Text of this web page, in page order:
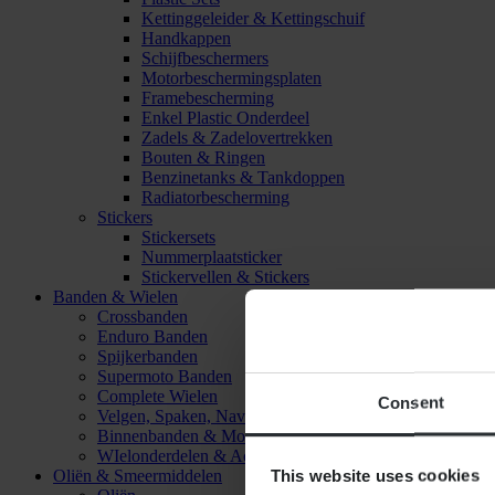
Consent
This website uses cookies
Kettinggeleider & Kettingschuif
Handkappen
Schijfbeschermers
Motorbeschermingsplaten
Framebescherming
Enkel Plastic Onderdeel
Zadels & Zadelovertrekken
Bouten & Ringen
Benzinetanks & Tankdoppen
Radiatorbescherming
Stickers
Stickersets
Nummerplaatsticker
Stickervellen & Stickers
Banden & Wielen
Crossbanden
Enduro Banden
Spijkerbanden
Supermoto Banden
Complete Wielen
Velgen, Spaken, Naven & Lagers
Binnenbanden & Mousses
WIelonderdelen & Accessoires
Oliën & Smeermiddelen